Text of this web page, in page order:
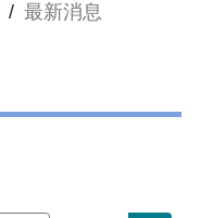
/ 最新消息